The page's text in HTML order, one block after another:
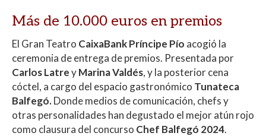
Más de 10.000 euros en premios
El Gran Teatro CaixaBank Príncipe Pío acogió la
ceremonia de entrega de premios. Presentada por
Carlos LatreyMarina Valdés, y la posterior cena
cóctel, a cargo del espacio gastronómico Tunateca
Balfegó.Donde medios de comunicación, chefs y
otras personalidades han degustado el mejor atún rojo
como clausura del concurso Chef Balfegó 2024.